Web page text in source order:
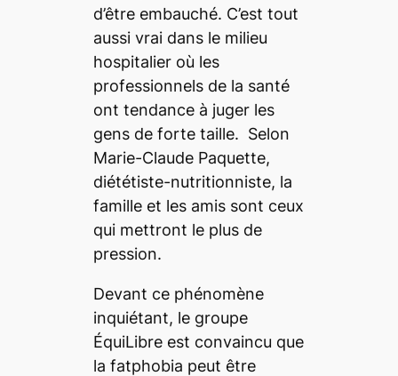
d’être embauché. C’est tout
aussi vrai dans le milieu
hospitalier où les
professionnels de la santé
ont tendance à juger les
gens de forte taille. Selon
Marie-Claude Paquette,
diététiste-nutritionniste, la
famille et les amis sont ceux
qui mettront le plus de
pression.
Devant ce phénomène
inquiétant, le groupe
ÉquiLibre est convaincu que
la fatphobia peut être